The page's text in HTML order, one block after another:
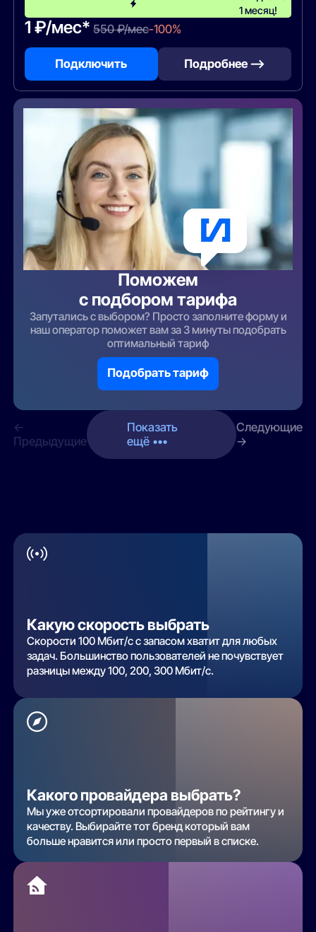
1 месяц!
1 ₽/мес* 550 ₽/мес-100%
Подключить Подробнее —>
Поможем
с подбором тарифа
Запутались с выбором? Просто заполните форму и
наш оператор поможет вам за 3 минуты подобрать
оптимальный тариф
Подобрать тариф
←
Предыдущие
Показать
ещё •••
Следующие
→
Какую скорость выбрать
Скорости 100 Мбит/с с запасом хватит для любых
задач. Большинство пользователей не почувствует
разницы между 100, 200, 300 Мбит/с.
Какого провайдера выбрать?
Мы уже отсортировали провайдеров по рейтингу и
качеству. Выбирайте тот бренд который вам
больше нравится или просто первый в списке.